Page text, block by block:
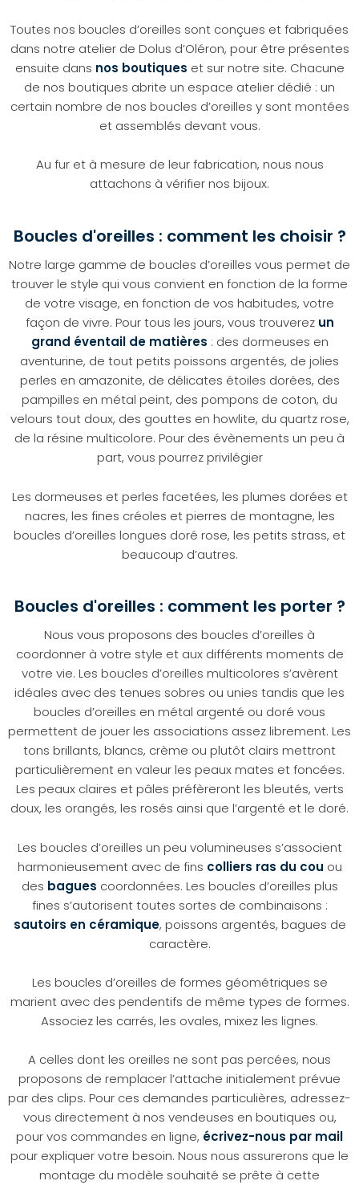
Toutes nos boucles d’oreilles sont conçues et fabriquées
dans notre atelier de Dolus d’Oléron, pour être présentes
ensuite dans nos boutiques et sur notre site. Chacune
de nos boutiques abrite un espace atelier dédié : un
certain nombre de nos boucles d’oreilles y sont montées
et assemblés devant vous.
Au fur et à mesure de leur fabrication, nous nous
attachons à vérifier nos bijoux.
Boucles d'oreilles : comment les choisir ?
Notre large gamme de boucles d’oreilles vous permet de
trouver le style qui vous convient en fonction de la forme
de votre visage, en fonction de vos habitudes, votre
façon de vivre. Pour tous les jours, vous trouverez un
grand éventail de matières : des dormeuses en
aventurine, de tout petits poissons argentés, de jolies
perles en amazonite, de délicates étoiles dorées, des
pampilles en métal peint, des pompons de coton, du
velours tout doux, des gouttes en howlite, du quartz rose,
de la résine multicolore. Pour des évènements un peu à
part, vous pourrez privilégier
Les dormeuses et perles facetées, les plumes dorées et
nacres, les fines créoles et pierres de montagne, les
boucles d’oreilles longues doré rose, les petits strass, et
beaucoup d’autres.
Boucles d'oreilles : comment les porter ?
Nous vous proposons des boucles d’oreilles à
coordonner à votre style et aux différents moments de
votre vie. Les boucles d’oreilles multicolores s’avèrent
idéales avec des tenues sobres ou unies tandis que les
boucles d’oreilles en métal argenté ou doré vous
permettent de jouer les associations assez librement. Les
tons brillants, blancs, crème ou plutôt clairs mettront
particulièrement en valeur les peaux mates et foncées.
Les peaux claires et pâles préfèreront les bleutés, verts
doux, les orangés, les rosés ainsi que l’argenté et le doré.
Les boucles d’oreilles un peu volumineuses s’associent
harmonieusement avec de fins colliers ras du cou ou
des bagues coordonnées. Les boucles d’oreilles plus
fines s’autorisent toutes sortes de combinaisons :
sautoirs en céramique, poissons argentés, bagues de
caractère.
Les boucles d’oreilles de formes géométriques se
marient avec des pendentifs de même types de formes.
Associez les carrés, les ovales, mixez les lignes.
A celles dont les oreilles ne sont pas percées, nous
proposons de remplacer l’attache initialement prévue
par des clips. Pour ces demandes particulières, adressez-
vous directement à nos vendeuses en boutiques ou,
pour vos commandes en ligne, écrivez-nous par mail
pour expliquer votre besoin. Nous nous assurerons que le
montage du modèle souhaité se prête à cette